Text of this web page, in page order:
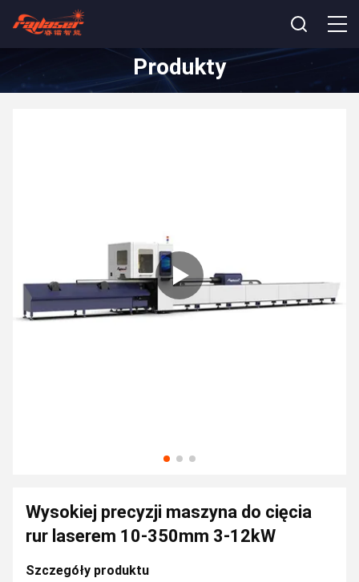
Produkty
Wysokiej precyzji maszyna do cięcia
rur laserem 10-350mm 3-12kW
Szczegóły produktu